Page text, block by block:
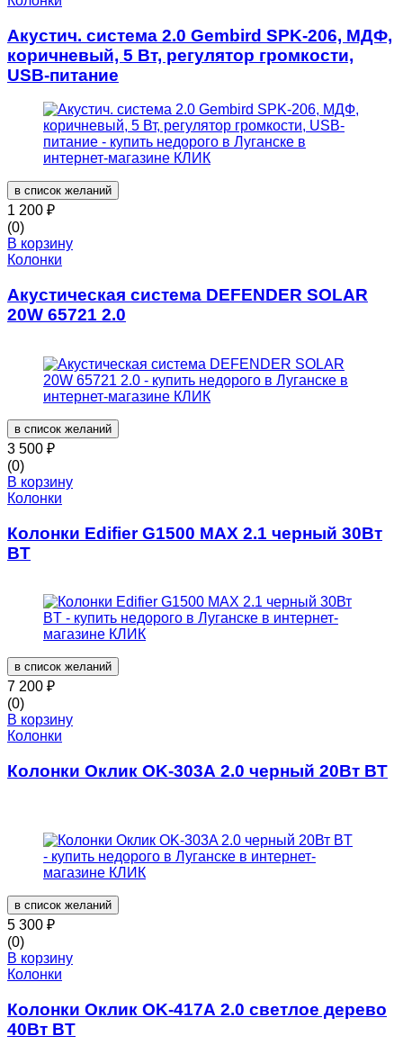
Акустич. система 2.0 Gembird SPK-206, МДФ,
коричневый, 5 Вт, регулятор громкости,
USB-питание
в список желаний
1 200 ₽
(0)
В корзину
Колонки
Акустическая система DEFENDER SOLAR
20W 65721 2.0
в список желаний
3 500 ₽
(0)
В корзину
Колонки
Колонки Edifier G1500 MAX 2.1 черный 30Вт
BT
в список желаний
7 200 ₽
(0)
В корзину
Колонки
Колонки Оклик OK-303A 2.0 черный 20Вт BT
в список желаний
5 300 ₽
(0)
В корзину
Колонки
Колонки Оклик OK-417A 2.0 светлое дерево
40Вт BT